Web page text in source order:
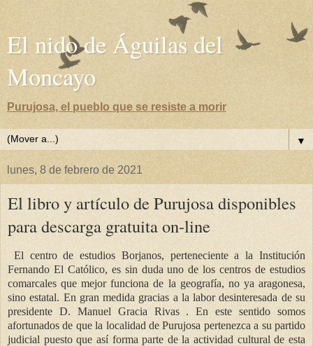
El nido de Águilas del
Moncayo
Purujosa, el pueblo que se resiste a morir
▼
lunes, 8 de febrero de 2021
El libro y artículo de Purujosa disponibles
para descarga gratuita on-line
El centro de estudios Borjanos, perteneciente a la Institución
Fernando El Católico, es sin duda uno de los centros de estudios
comarcales que mejor funciona de la geografía, no ya aragonesa,
sino estatal. En gran medida gracias a la labor desinteresada de su
presidente D. Manuel Gracia Rivas . En este sentido somos
afortunados de que la localidad de Purujosa pertenezca a su partido
judicial puesto que así forma parte de la actividad cultural de esta